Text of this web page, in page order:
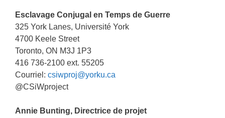
Esclavage Conjugal en Temps de Guerre
325 York Lanes, Université York
4700 Keele Street
Toronto, ON M3J 1P3
416 736-2100 ext. 55205
Courriel: csiwproj@yorku.ca
@CSiWproject
Annie Bunting, Directrice de projet